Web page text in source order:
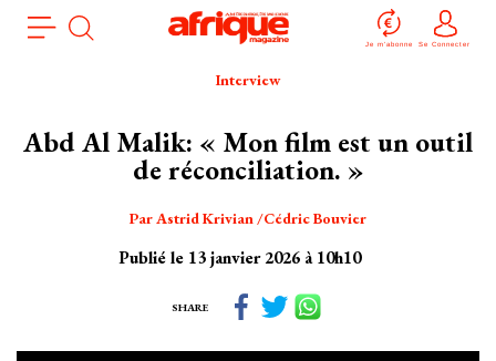
Je m'abonne Se Connecter
Interview
Abd Al Malik: « Mon film est un outil
de réconciliation. »
ParAstrid Krivian Cédric Bouvier
Publié le 13 janvier 2026 à 10h10
SHARE
Panneau de gestion des cookies